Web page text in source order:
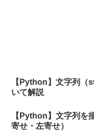
【Python】文字列（
いて解説
【Python】文字列を
寄せ・左寄せ）